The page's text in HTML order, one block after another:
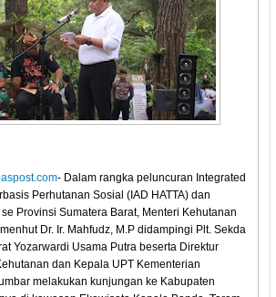
- Dalam rangka peluncuran Integrated
Perhutanan Sosial (IAD HATTA) dan
Provinsi Sumatera Barat, Menteri Kehutanan
Dr. Ir. Mahfudz, M.P didampingi Plt. Sekda
Yozarwardi Usama Putra beserta Direktur
dan Kepala UPT Kementerian
melakukan kunjungan ke Kabupaten